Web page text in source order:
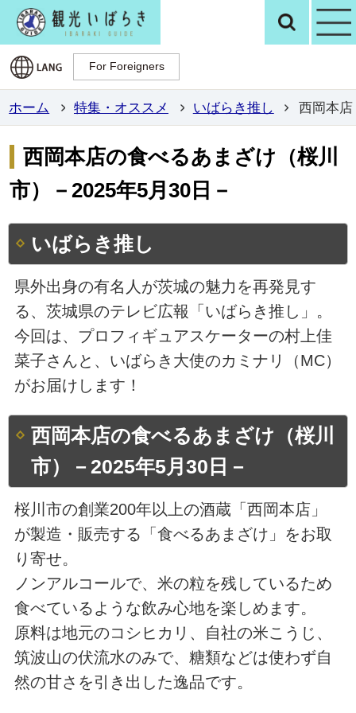
観光いばらき検
For Foreigners
For Foreigners
ホーム 特集・オススメ いばらき推し 西岡本
西岡本店の食べるあまざけ（桜川
市）－2025年5月30日－
いばらき推し
県外出身の有名人が茨城の魅力を再発見す
る、茨城県のテレビ広報「いばらき推し」。
今回は、プロフィギュアスケーターの村上佳
菜子さんと、いばらき大使のカミナリ（MC）
がお届けします！
西岡本店の食べるあまざけ（桜川
市）－2025年5月30日－
桜川市の創業200年以上の酒蔵「西岡本店」
が製造・販売する「食べるあまざけ」をお取
り寄せ。
ノンアルコールで、米の粒を残しているため
食べているような飲み心地を楽しめます。
原料は地元のコシヒカリ、自社の米こうじ、
筑波山の伏流水のみで、糖類などは使わず自
然の甘さを引き出した逸品です。